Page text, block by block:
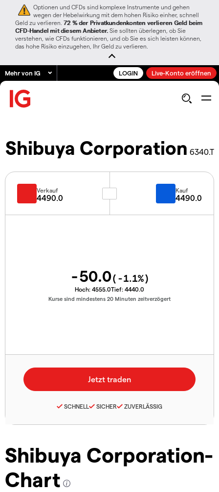
Optionen und CFDs sind komplexe Instrumente und gehen
wegen der Hebelwirkung mit dem hohen Risiko einher, schnell
Geld zu verlieren. 72 % der Privatkundenkonten verlieren Geld beim
CFD-Handel mit diesem Anbieter. Sie sollten überlegen, ob Sie
verstehen, wie CFDs funktionieren, und ob Sie es sich leisten können,
das hohe Risiko einzugehen, Ihr Geld zu verlieren.
Mehr von IG LOGIN Live-Konto eröffnen
Shibuya Corporation 6340.T
Shibuya Corporation-
Chart
Verkauf
4490.0
Kauf
4490.0
-50.0( -1.1%)
Hoch: 4555.0Tief: 4440.0
Kurse sind mindestens 20 Minuten zeitverzögert
SCHNELL SICHER ZUVERLÄSSIG